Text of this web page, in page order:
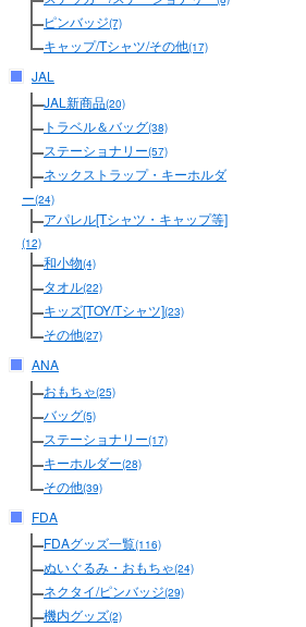
ピンバッジ(7)
キャップ/Tシャツ/その他(17)
JAL
JAL新商品(20)
トラベル＆バッグ(38)
ステーショナリー(57)
ネックストラップ・キーホルダ
ー(24)
アパレル[Tシャツ・キャップ等]
(12)
和小物(4)
タオル(22)
キッズ[TOY/Tシャツ](23)
その他(27)
ANA
おもちゃ(25)
バッグ(5)
ステーショナリー(17)
キーホルダー(28)
その他(39)
FDA
FDAグッズ一覧(116)
ぬいぐるみ・おもちゃ(24)
ネクタイ/ピンバッジ(29)
機内グッズ(2)